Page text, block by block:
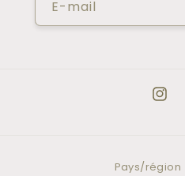
E-mail
Pays/région